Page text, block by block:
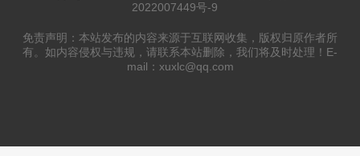
2022007449号-9
免责声明：本站发布的内容来源于互联网收集，版权归原作者所
有。如内容侵权与违规，请联系本站删除，我们将及时处理！E-
mail：xuxlc@qq.com